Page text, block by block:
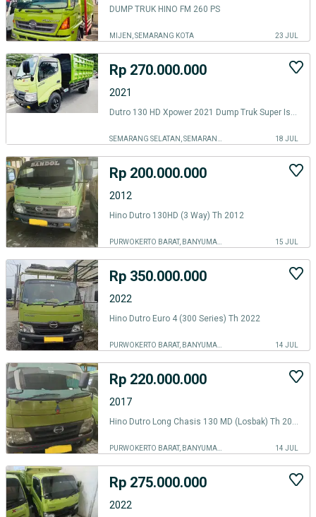
DUMP TRUK HINO FM 260 PS
MIJEN, SEMARANG KOTA 23 JUL
Rp 270.000.000
2021
Dutro 130 HD Xpower 2021 Dump Truk Super Istimewa
18 JUL
Rp 200.000.000
2012
Hino Dutro 130HD (3 Way) Th 2012
15 JUL
Rp 350.000.000
2022
Hino Dutro Euro 4 (300 Series) Th 2022
14 JUL
Rp 220.000.000
2017
Hino Dutro Long Chasis 130 MD (Losbak) Th 2017
14 JUL
Rp 275.000.000
2022